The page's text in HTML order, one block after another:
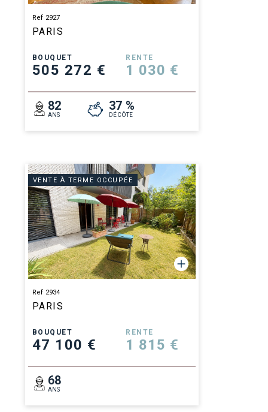
Ref 2927
PARIS
BOUQUET
505 272 €
RENTE
1 030 €
82
ANS
37 %
DÉCÔTE
VENTE À TERME OCCUPÉE
Ref 2934
PARIS
BOUQUET
47 100 €
RENTE
1 815 €
68
ANS